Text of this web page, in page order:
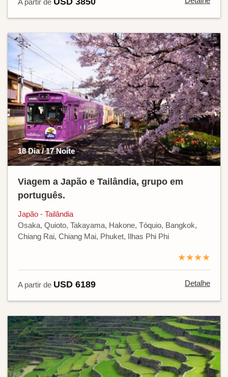
A partir de
18 Dia / 17 Noite
Viagem a Japão e Tailândia, grupo em
português.
Japão - Tailândia
Osaka, Quioto, Takayama, Hakone, Tóquio, Bangkok,
Chiang Rai, Chiang Mai, Phuket, Ilhas Phi Phi
★★★★
A partir de USD 6189 Detalhe